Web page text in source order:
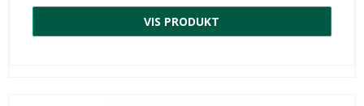
VIS PRODUKT